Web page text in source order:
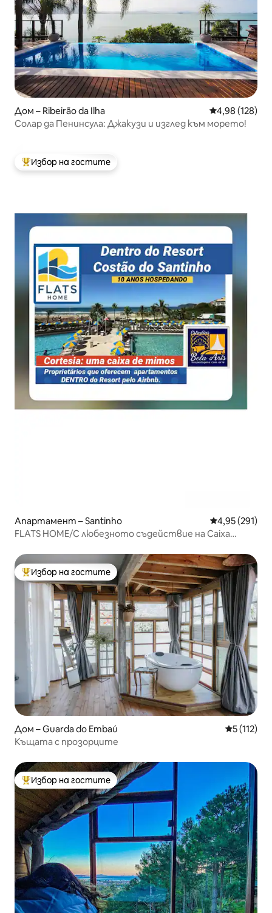
Дом – Ribeirão da Ilha Средна
4,98 (128)
Солар да Пенинсула: Джакузи и изглед към морето!
Най-популярен избор на гостите
Избор на гостите
Апартамент – Santinho Средна
4,95 (291)
FLATS HOME/С любезното съдействие на Caixa
Най-популярен избор на гостите
Избор на гостите
Дом – Guarda do Embaú Средна
5 (112)
Къщата с прозорците
Най-популярен избор на гостите
Избор на гостите